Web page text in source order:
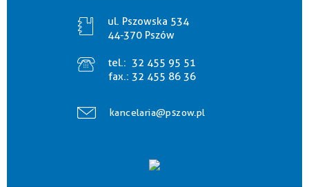
ul. Pszowska 534
44-370 Pszów
tel.: 32 455 95 51
fax.: 32 455 86 36
kancelaria@pszow.pl